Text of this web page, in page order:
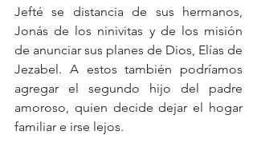
Jefté se distancia de sus hermanos,
Jonás de los ninivitas y de los misión
de anunciar sus planes de Dios, Elías de
Jezabel. A estos también podríamos
agregar el segundo hijo del padre
amoroso, quien decide dejar el hogar
familiar e irse lejos.